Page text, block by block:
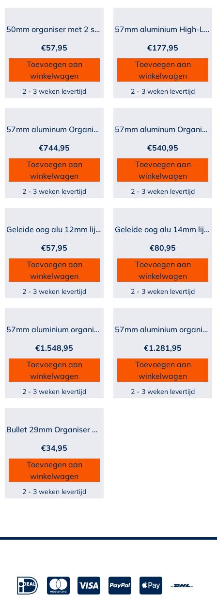
2 - 3 weken levertijd
50mm organiser met 2 schi...
€57,95
Toevoegen aan
winkelwagen
2 - 3 weken levertijd
57mm aluminium High-Load...
€177,95
Toevoegen aan
winkelwagen
2 - 3 weken levertijd
57mm aluminum Organiser m...
€744,95
Toevoegen aan
winkelwagen
2 - 3 weken levertijd
57mm aluminum Organiser m...
€540,95
Toevoegen aan
winkelwagen
2 - 3 weken levertijd
Geleide oog alu 12mm lijn...
€57,95
Toevoegen aan
winkelwagen
2 - 3 weken levertijd
Geleide oog alu 14mm lijn...
€80,95
Toevoegen aan
winkelwagen
2 - 3 weken levertijd
57mm aluminium organiser...
€1.548,95
Toevoegen aan
winkelwagen
2 - 3 weken levertijd
57mm aluminium organiser...
€1.281,95
Toevoegen aan
winkelwagen
2 - 3 weken levertijd
Bullet 29mm Organiser met...
€34,95
Toevoegen aan
winkelwagen